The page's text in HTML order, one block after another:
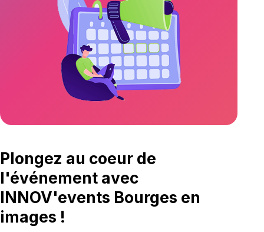
Plongez au coeur de
l'événement avec
INNOV'events Bourges en
images !